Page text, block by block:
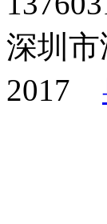
深圳
2017